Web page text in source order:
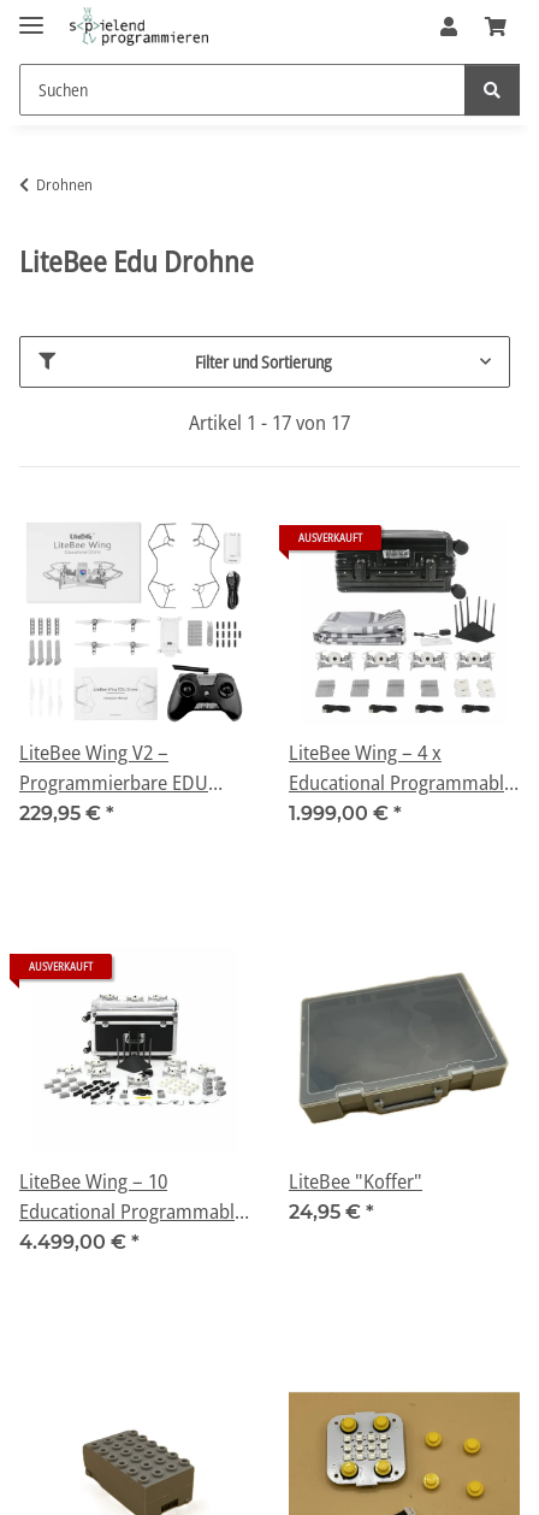
Drohnen
LiteBee Edu Drohne
Filter und Sortierung
Artikel 1 - 17 von 17
LiteBee Wing V2 –
Programmierbare EDU
Drohne
229,95 € *
AUSVERKAUFT
LiteBee Wing – 4 x
Educational Programmable
Drones - Classroom kit
1.999,00 € *
AUSVERKAUFT
LiteBee Wing – 10
Educational Programmable
Drones - Classroom kit
4.499,00 € *
LiteBee "Koffer"
24,95 € *